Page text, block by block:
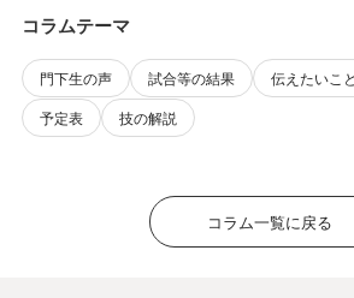
コラムテーマ
門下生の声 試合等の結果 伝えたいこと
予定表
技の解説
コラム一覧に戻る